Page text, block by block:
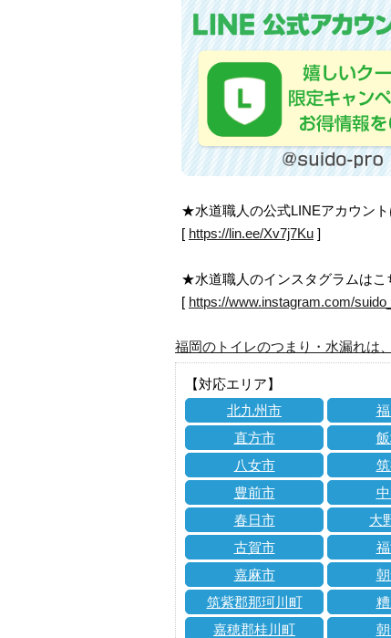
★水道職人の公式LINEアカウント
[ https://lin.ee/Xv7j7Ku ]
★水道職人のインスタグラムはこ
[ https://www.instagram.com/
福岡のトイレのつまり・水漏れは
【対応エリア】
北九州市
直方市
八女市
豊前市
春日市
大
古賀市
嘉麻市
筑紫郡那珂川町
嘉穂郡桂川町